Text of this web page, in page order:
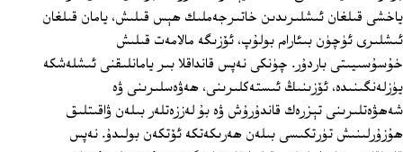
ياخشى قىلغان ئىشلىرىدىن خاتىرجەملىك ھېس قىلىش، يامان قىلغان
ئىشلىرى ئۈچۈن بىئارام بولۇپ، ئۆزىگە مالامەت قىلىش
خۇسۇسىيىتى باردۇر. چۈنكى نەپس قانداقلا بىر يامانلىقنى ئىشلەشكە
يۈزلەنگىنىدە، ئۆزىنىڭ ئىستەكلىرىنى، ھەۋەسلىرىنى ۋە
شەھۋەتلىرىنى تېزرەك قاندۇرۇش ۋە بۇ لەززەتلەر بىلەن ۋاقىتلىق
ھۇزۇرلىنىش تۈرتكىسى بىلەن ھەرىكەتكە ئۆتكەن بولىدۇ. نەپس